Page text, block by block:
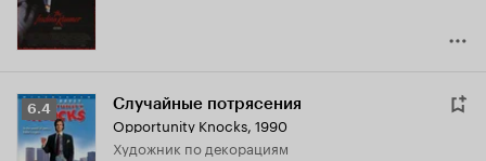
Рейтинг
Кинопоиска
6.4
6.4 Случайные потрясения
Opportunity Knocks, 1990
Художник по декорациям